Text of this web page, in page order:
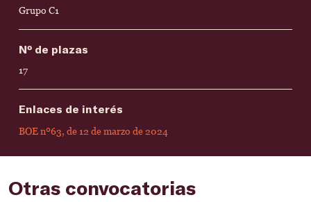
Grupo C1
Nº de plazas
17
Enlaces de interés
BOE nº63, de 12 de marzo de 2024
Otras convocatorias